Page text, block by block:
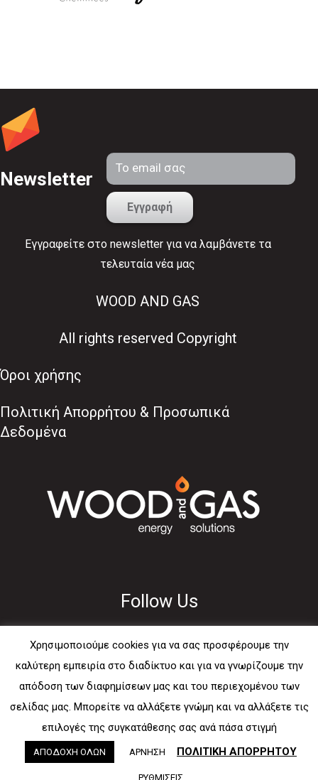
Newsletter
Εγγραφείτε στο newsletter για να λαμβάνετε τα
τελευταία νέα μας
WOOD AND GAS
All rights reserved Copyright
Όροι χρήσης
Πολιτική Απορρήτου & Προσωπικά
Δεδομένα
Follow Us
Usefull
E-mail
Χρησιμοποιούμε cookies για να σας προσφέρουμε την
καλύτερη εμπειρία στο διαδίκτυο και για να γνωρίζουμε την
απόδοση των διαφημίσεων μας και του περιεχομένου των
σελίδας μας. Μπορείτε να αλλάξετε γνώμη και να αλλάξετε τις
επιλογές της συγκατάθεσης σας ανά πάσα στιγμή
ΑΠΟΔΟΧΗ ΟΛΩΝ ΑΡΝΗΣΗ ΠΟΛΙΤΙΚΗ ΑΠΟΡΡΗΤΟΥ
ΡΥΘΜΙΣΕΙΣ